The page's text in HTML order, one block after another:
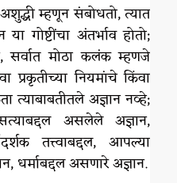
अशुद्धी म्हणून संबोधतो, त्यात
गोष्टींचा अंतर्भाव होतो;
सर्वात मोठा कलंक म्हणजे
प्रकृतीच्या नियमांचे किंवा
त्याबाबतीतले अज्ञान नव्हे;
असलेले अज्ञान,
तत्त्वाबद्दल, आपल्या
धर्माबद्दल असणारे अज्ञान.